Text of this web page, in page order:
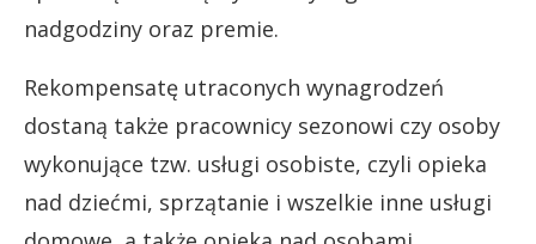
nadgodziny oraz premie.
Rekompensatę utraconych wynagrodzeń
dostaną także pracownicy sezonowi czy osoby
wykonujące tzw. usługi osobiste, czyli opieka
nad dziećmi, sprzątanie i wszelkie inne usługi